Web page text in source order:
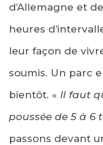
d’Allemagne et
heures
leur façon de
soumis. Un parc
bientôt. « Il faut
poussée de 5 à 6
passons devant